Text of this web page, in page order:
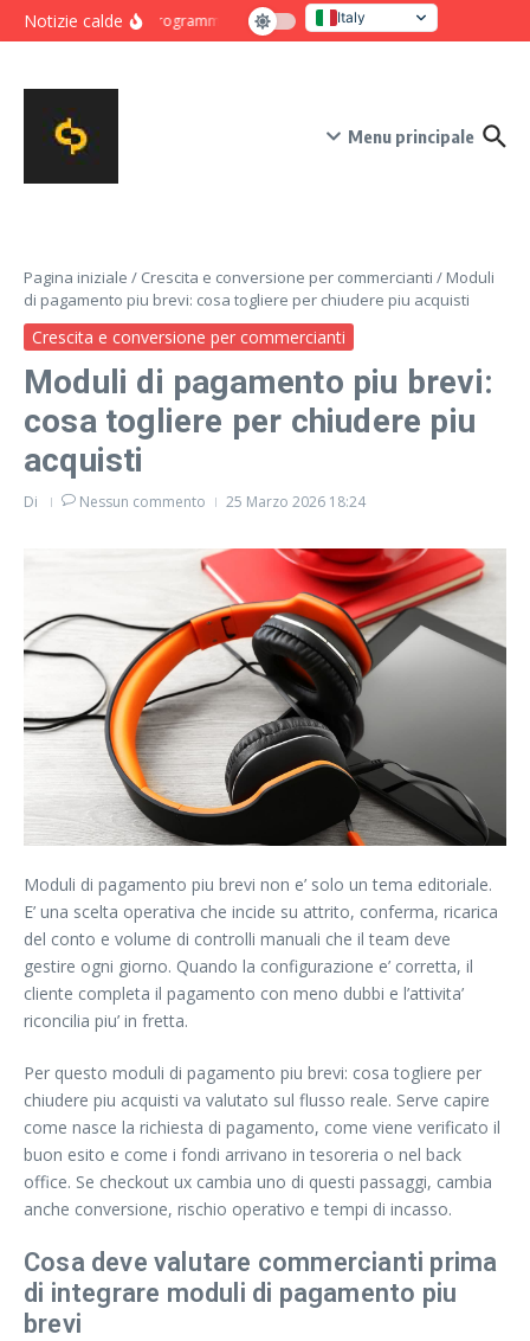
Salta al contenuto
Notizie calde Programma intensivo di novanta giorni per crescita e
Italy
United States
Menu principale
Pagina iniziale / Crescita e conversione per commercianti / Moduli
di pagamento piu brevi: cosa togliere per chiudere piu acquisti
Crescita e conversione per commercianti
Moduli di pagamento piu brevi:
cosa togliere per chiudere piu
acquisti
Di Nessun commento 25 Marzo 2026 18:24
Moduli di pagamento piu brevi non e’ solo un tema editoriale.
E’ una scelta operativa che incide su attrito, conferma, ricarica
del conto e volume di controlli manuali che il team deve
gestire ogni giorno. Quando la configurazione e’ corretta, il
cliente completa il pagamento con meno dubbi e l’attivita’
riconcilia piu’ in fretta.
Per questo moduli di pagamento piu brevi: cosa togliere per
chiudere piu acquisti va valutato sul flusso reale. Serve capire
come nasce la richiesta di pagamento, come viene verificato il
buon esito e come i fondi arrivano in tesoreria o nel back
office. Se checkout ux cambia uno di questi passaggi, cambia
anche conversione, rischio operativo e tempi di incasso.
Cosa deve valutare commercianti prima
di integrare moduli di pagamento piu
brevi